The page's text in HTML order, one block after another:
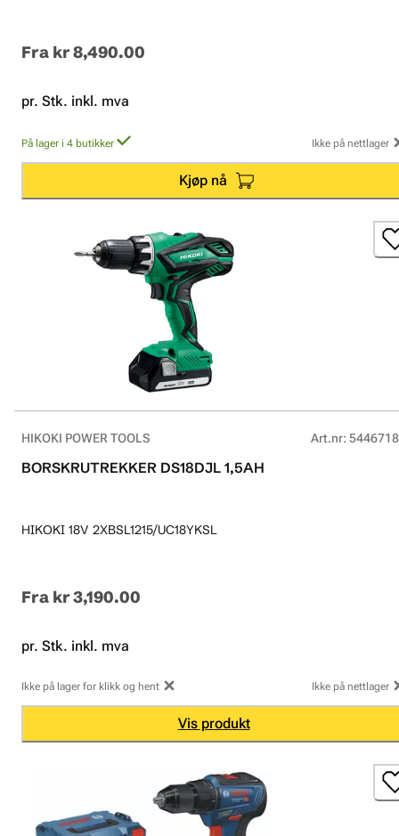
Fra kr 8,490.00
pr. Stk. inkl. mva
På lager i 4 butikker Ikke på nettlager
Kjøp nå
HIKOKI POWER TOOLS Art.nr:
BORSKRUTREKKER DS18DJL 1,5AH
HIKOKI 18V 2XBSL1215/UC18YKSL
Fra kr 3,190.00
pr. Stk. inkl. mva
Ikke på lager for klikk og hent Ikke på nettlager
Vis produkt